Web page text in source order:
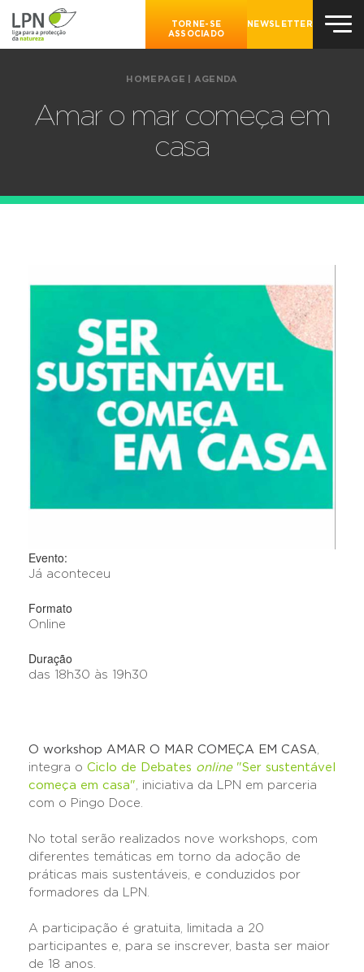
TORNE-SE
ASSOCIADO
NEWSLETTER
HOMEPAGE AGENDA
Amar o mar começa em
casa
Evento:
Já aconteceu
Formato
Online
Duração
das 18h30 às 19h30
O workshop AMAR O MAR COMEÇA EM CASA,
integra o Ciclo de Debates online"Ser sustentável
começa em casa", iniciativa da LPN em parceria
com o Pingo Doce.
No total serão realizados nove workshops, com
diferentes temáticas em torno da adoção de
práticas mais sustentáveis, e conduzidos por
formadores da LPN.
A participação é gratuita, limitada a 20
participantes e, para se inscrever, basta ser maior
de 18 anos.